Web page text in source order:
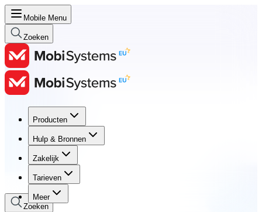
Mobile Menu
Zoeken
Producten
Hulp & Bronnen
Zakelijk
Tarieven
Meer
Producten
Hulp & Bronnen
Zakelijk
Tarieven
Zoeken